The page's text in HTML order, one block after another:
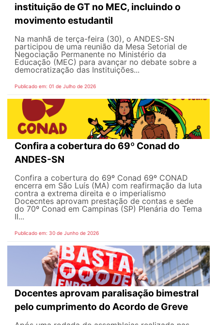
instituição de GT no MEC, incluindo o
movimento estudantil
Na manhã de terça-feira (30), o ANDES-SN
participou de uma reunião da Mesa Setorial de
Negociação Permanente no Ministério da
Educação (MEC) para avançar no debate sobre a
democratização das Instituições...
Publicado em: 01 de Julho de 2026
Confira a cobertura do 69º Conad do
ANDES-SN
Confira a cobertura do 69º Conad 69º CONAD
encerra em São Luís (MA) com reafirmação da luta
contra a extrema direita e o imperialismo
Docecntes aprovam prestação de contas e sede
do 70º Conad em Campinas (SP) Plenária do Tema
II...
Publicado em: 30 de Junho de 2026
Docentes aprovam paralisação bimestral
pelo cumprimento do Acordo de Greve